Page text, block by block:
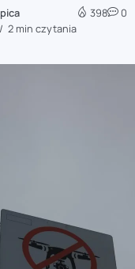
2 min czytania
398 0